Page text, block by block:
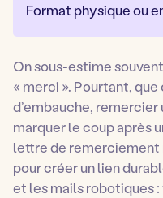
Format physique ou
On sous-estime
« merci ». Pourtant,
d’embauche, remercier
marquer le coup après
lettre de remerciement
pour créer un lien
et les mails robotiques